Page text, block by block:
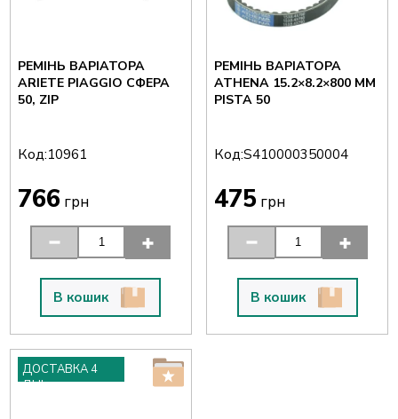
РЕМІНЬ ВАРІАТОРА
ARIETE PIAGGIO СФЕРА
50, ZIP
Код:10961
766 грн
В кошик
РЕМІНЬ ВАРІАТОРА
ATHENA 15.2×8.2×800 ММ
PISTA 50
Код:S410000350004
475 грн
В кошик
ДОСТАВКА 4
ДНІ